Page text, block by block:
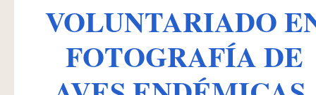
VOLUNTARIADO
FOTOGRAFÍA DE